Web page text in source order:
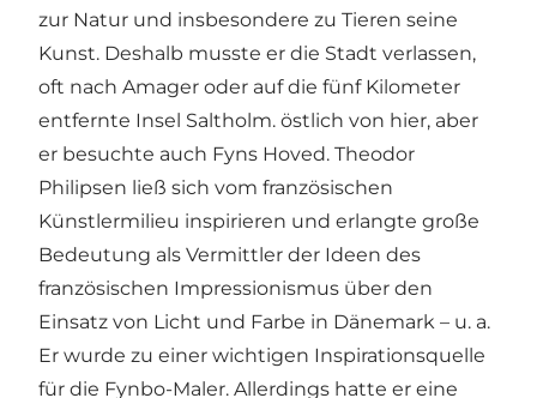
zur Natur und insbesondere zu Tieren seine
Kunst. Deshalb musste er die Stadt verlassen,
oft nach Amager oder auf die fünf Kilometer
entfernte Insel Saltholm. östlich von hier, aber
er besuchte auch Fyns Hoved. Theodor
Philipsen ließ sich vom französischen
Künstlermilieu inspirieren und erlangte große
Bedeutung als Vermittler der Ideen des
französischen Impressionismus über den
Einsatz von Licht und Farbe in Dänemark – u. a.
Er wurde zu einer wichtigen Inspirationsquelle
für die Fynbo-Maler. Allerdings hatte er eine